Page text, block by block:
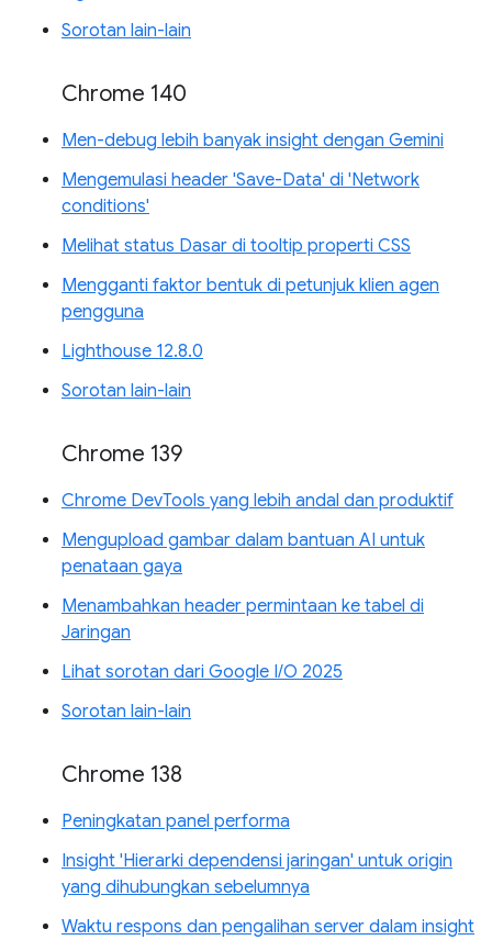
Sorotan lain-lain
Chrome 140
Men-debug lebih banyak insight dengan Gemini
Mengemulasi header 'Save-Data' di 'Network
conditions'
Melihat status Dasar di tooltip properti CSS
Mengganti faktor bentuk di petunjuk klien agen
pengguna
Lighthouse 12.8.0
Sorotan lain-lain
Chrome 139
Chrome DevTools yang lebih andal dan produktif
Mengupload gambar dalam bantuan AI untuk
penataan gaya
Menambahkan header permintaan ke tabel di
Jaringan
Lihat sorotan dari Google I/O 2025
Sorotan lain-lain
Chrome 138
Peningkatan panel performa
Insight 'Hierarki dependensi jaringan' untuk origin
yang dihubungkan sebelumnya
Waktu respons dan pengalihan server dalam insight